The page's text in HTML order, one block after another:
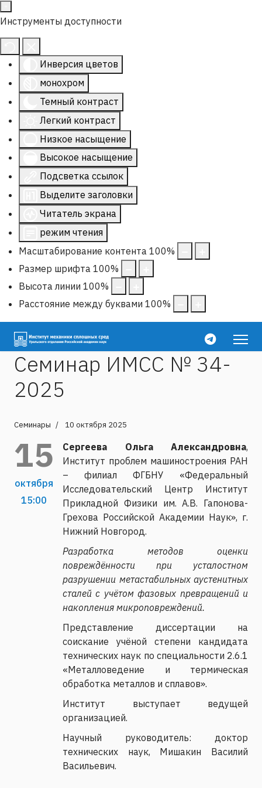
Инструменты доступности
Инверсия цветов
монохром
Темный контраст
Легкий контраст
Низкое насыщение
Высокое насыщение
Подсветка ссылок
Выделите заголовки
Читатель экрана
режим чтения
Масштабирование контента 100%
Размер шрифта 100%
Высота линии 100%
Расстояние между буквами 100%
Семинар ИМСС № 34-
2025
Семинары 10 октября 2025
15
октября
15:00
Сергеева Ольга Александровна,
Институт проблем машиностроения РАН
– филиал ФГБНУ «Федеральный
Исследовательский Центр Институт
Прикладной Физики им. А.В. Гапонова-
Грехова Российской Академии Наук», г.
Нижний Новгород.
Разработка методов оценки
повреждённости при усталостном
разрушении метастабильных аустенитных
сталей с учётом фазовых превращений и
накопления микроповреждений.
Представление диссертации на
соискание учёной степени кандидата
технических наук по специальности 2.6.1
«Металловедение и термическая
обработка металлов и сплавов».
Институт выступает ведущей
организацией.
Научный руководитель: доктор
технических наук, Мишакин Василий
Васильевич.